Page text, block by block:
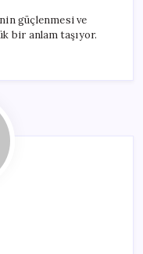
güçlenmesi ve
bir anlam taşıyor.